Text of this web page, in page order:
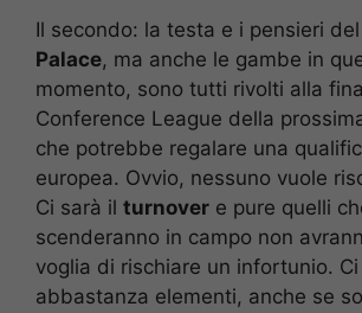
Il secondo: la testa e i pensieri del
Palace, ma anche le gambe in
momento, sono tutti rivolti alla
Conference League della
che potrebbe regalare una
europea. Ovvio, nessuno vuole
Ci sarà il turnover e pure quelli
scenderanno in campo non
voglia di rischiare un infortunio. Ci
abbastanza elementi, anche se